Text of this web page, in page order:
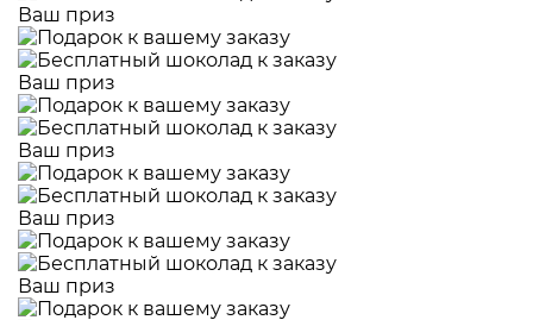
Ваш приз
Ваш приз
Ваш приз
Ваш приз
Ваш приз